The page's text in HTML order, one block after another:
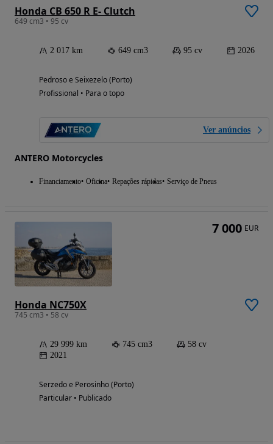
Honda CB 650 R E- Clutch
649 cm3 • 95 cv
2 017 km 649 cm3 95 cv 2026
Pedroso e Seixezelo (Porto)
Profissional • Para o topo
Ver anúncios
ANTERO Motorcycles
Financiamento Oficina Repações rápidas Serviço de Pneus
Honda NC750X
745 cm3 • 58 cv
29 999 km 745 cm3
58 cv
2021
Serzedo e Perosinho (Porto)
Particular • Publicado
7 000 EUR